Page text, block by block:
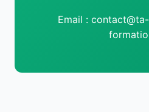
Email :